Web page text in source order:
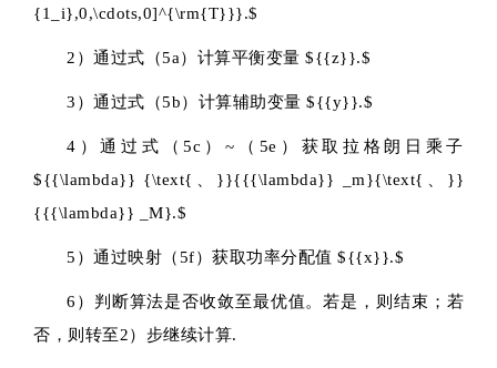
{1_i},0,\cdots,0]^{\rm{T}}}.$
2）通过式（5a）计算平衡变量 ${{z}}.$
3）通过式（5b）计算辅助变量 ${{y}}.$
4）通过式（5c）~（5e）获取拉格朗日乘子
${{\lambda}} {\text{、}}{{{\lambda}} _m}{\text{、}}
{{{\lambda}} _M}.$
5）通过映射（5f）获取功率分配值 ${{x}}.$
6）判断算法是否收敛至最优值。若是，则结束；若
否，则转至2）步继续计算.